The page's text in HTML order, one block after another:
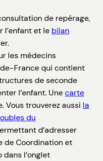
de repérage,
l’enfant et le bilan
les médecins
France qui contient
de seconde
l’enfant. Unecarte
Vous trouverez aussi la
du
d’adresser
de Coordination et
dans l’onglet